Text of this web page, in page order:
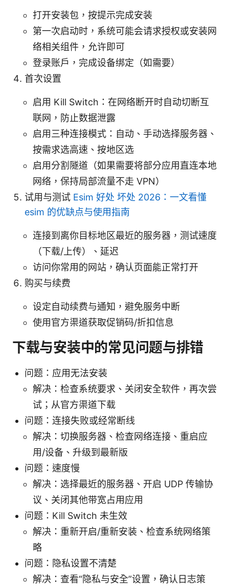
打开安装包，按提示完成安装
第一次启动时，系统可能会请求授权或安装网
络相关组件，允许即可
登录账户，完成设备绑定（如需要）
首次设置
启用 Kill Switch：在网络断开时自动切断互
联网，防止数据泄露
启用三种连接模式：自动、手动选择服务器、
按需求选高速、按地区选
启用分割隧道（如果需要将部分应用直连本地
网络，保持局部流量不走 VPN）
试用与测试 Esim 好处 坏处 2026：一文看懂
esim 的优缺点与使用指南
连接到离你目标地区最近的服务器，测试速度
（下载/上传）、延迟
访问你常用的网站，确认页面能正常打开
购买与续费
设定自动续费与通知，避免服务中断
使用官方渠道获取促销码/折扣信息
下载与安装中的常见问题与排错
问题：应用无法安装
解决：检查系统要求、关闭安全软件，再次尝
试；从官方渠道下载
问题：连接失败或经常断线
解决：切换服务器、检查网络连接、重启应
用/设备、升级到最新版
问题：速度慢
解决：选择最近的服务器、开启 UDP 传输协
议、关闭其他带宽占用应用
问题：Kill Switch 未生效
解决：重新开启/重新安装、检查系统网络策
略
问题：隐私设置不清楚
解决：查看“隐私与安全”设置，确认日志策